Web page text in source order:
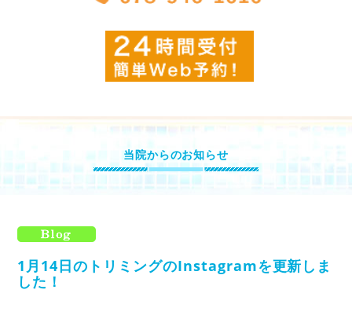
当院からのお知らせ
1月14日のトリミングのInstagramを更新しま
した！